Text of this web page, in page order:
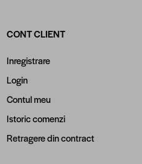
CONT CLIENT
Inregistrare
Login
Contul meu
Istoric comenzi
Retragere din contract